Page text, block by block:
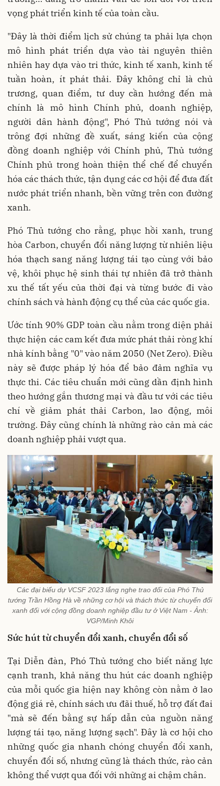
vọng phát triển kinh tế của toàn cầu.
"Đây là thời điểm lịch sử chúng ta phải lựa chọn
mô hình phát triển dựa vào tài nguyên thiên
nhiên hay dựa vào tri thức, kinh tế xanh, kinh tế
tuần hoàn, ít phát thải. Đây không chỉ là chủ
trương, quan điểm, tư duy cần hướng đến mà
chính là mô hình Chính phủ, doanh nghiệp,
người dân hành động", Phó Thủ tướng nói và
trông đợi những đề xuất, sáng kiến của cộng
đồng doanh nghiệp với Chính phủ, Thủ tướng
Chính phủ trong hoàn thiện thể chế để chuyển
hóa các thách thức, tận dụng các cơ hội để đưa đất
nước phát triển nhanh, bền vững trên con đường
xanh.
Phó Thủ tướng cho rằng, phục hồi xanh, trung
hòa Carbon, chuyển đổi năng lượng từ nhiên liệu
hóa thạch sang năng lượng tái tạo cùng với bảo
vệ, khôi phục hệ sinh thái tự nhiên đã trở thành
xu thế tất yếu của thời đại và từng bước đi vào
chính sách và hành động cụ thể của các quốc gia.
Ước tính 90% GDP toàn cầu nằm trong diện phải
thực hiện các cam kết đưa mức phát thải ròng khí
nhà kính bằng "0" vào năm 2050 (Net Zero). Điều
này sẽ được pháp lý hóa để bảo đảm nghĩa vụ
thực thi. Các tiêu chuẩn mới cũng dần định hình
theo hướng gắn thương mại và đầu tư với các tiêu
chí về giảm phát thải Carbon, lao động, môi
trường. Đây cũng chính là những rào cản mà các
doanh nghiệp phải vượt qua.
Các đại biểu dự VCSF 2023 lắng nghe trao đổi của Phó Thủ
tướng Trần Hồng Hà về những cơ hội và thách thức từ chuyển đổi
xanh đối với cộng đồng doanh nghiệp đầu tư ở Việt Nam - Ảnh:
VGP/Minh Khôi
Sức hút từ chuyển đổi xanh, chuyển đổi số
Tại Diễn đàn, Phó Thủ tướng cho biết năng lực
cạnh tranh, khả năng thu hút các doanh nghiệp
của mỗi quốc gia hiện nay không còn nằm ở lao
động giá rẻ, chính sách ưu đãi thuế, hỗ trợ đất đai
"mà sẽ đến bằng sự hấp dẫn của nguồn năng
lượng tái tạo, năng lượng sạch". Đây là cơ hội cho
những quốc gia nhanh chóng chuyển đổi xanh,
chuyển đổi số, nhưng cũng là thách thức, rào cản
không thể vượt qua đối với những ai chậm chân.